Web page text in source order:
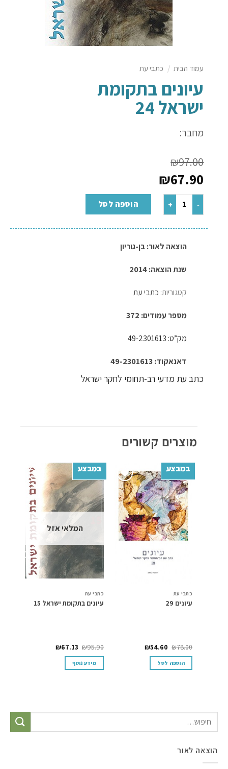
הוצאה לאור
עמוד הבית / כתבי עת
עיונים בתקומת
ישראל 24
מחבר:
₪97.00
₪67.90
הוספה לסל
הוצאה לאור:בן-גוריון
שנת הוצאה: 2014
קטגוריות: כתבי עת
מספר עמודים: 372
מק”ט: 49-2301613
דאנאקוד: 49-2301613
כתב עת מדעי רב-תחומי לחקר ישראל
מוצרים קשורים
במבצע
Add to
wishlist
כתבי עת
עיונים 29
₪78.00
₪54.60
הוספה לסל
במבצע
Add to
wishlist
המלאי אזל
כתבי עת
עיונים בתקומת ישראל 15
₪95.90
₪67.13
מידע נוסף